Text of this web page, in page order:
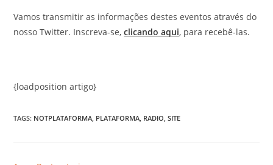
Vamos transmitir as informações destes eventos através do
nosso Twitter. Inscreva-se,clicando aqui, para recebê-las.
{loadposition artigo}
TAGS: NOTPLATAFORMA PLATAFORMA RADIO SITE